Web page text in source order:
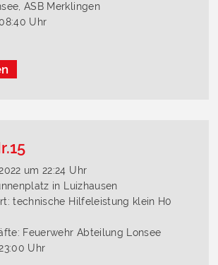
ASB Merklingen
Uhr
um 22:24 Uhr
in Luizhausen
technische Hilfeleistung klein H0
Feuerwehr Abteilung Lonsee
Uhr